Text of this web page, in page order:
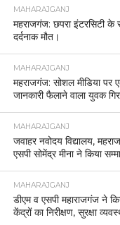
MAHARAJGANJ
महराजगंज: छपरा इंटरसिटी
दर्दनाक मौत।
MAHARAJGANJ
महराजगंज: सोशल मीडिया पर
जानकारी फैलाने वाला युवक
MAHARAJGANJ
जवाहर नवोदय विद्यालय,
एसपी सोमेंद्र मीना ने किया
MAHARAJGANJ
डीएम व एसपी महाराजगंज ने
केंद्रों का निरीक्षण, सुरक्षा